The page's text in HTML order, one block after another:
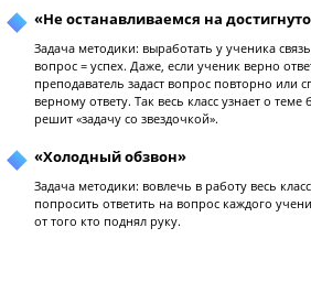
Примеры методик,
«Отказ не принимается»
Задача методики: получить верный
ученика работать наравне со всеми.
«Доска = бумага»